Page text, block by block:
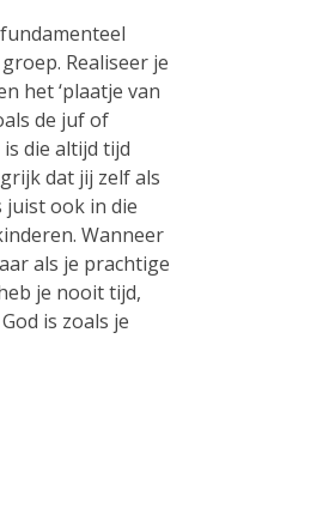
Realiseer je
het ‘plaatje van
de juf of
die altijd tijd
dat jij zelf als
juist ook in die
Wanneer
als je prachtige
je nooit tijd,
is zoals je